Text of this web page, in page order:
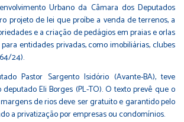
Urbano da Câmara dos Deputados
projeto de lei que proíbe a venda de terrenos, a
e a criação de pedágios em praias e orlas
entidades privadas, como imobiliárias, clubes
24).
Pastor Sargento Isidório (Avante-BA), teve
Eli Borges (PL-TO). O texto prevê que o
de rios deve ser gratuito e garantido pelo
a privatização por empresas ou condomínios.